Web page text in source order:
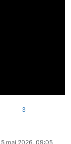
3
5 mai 2026, 09:05